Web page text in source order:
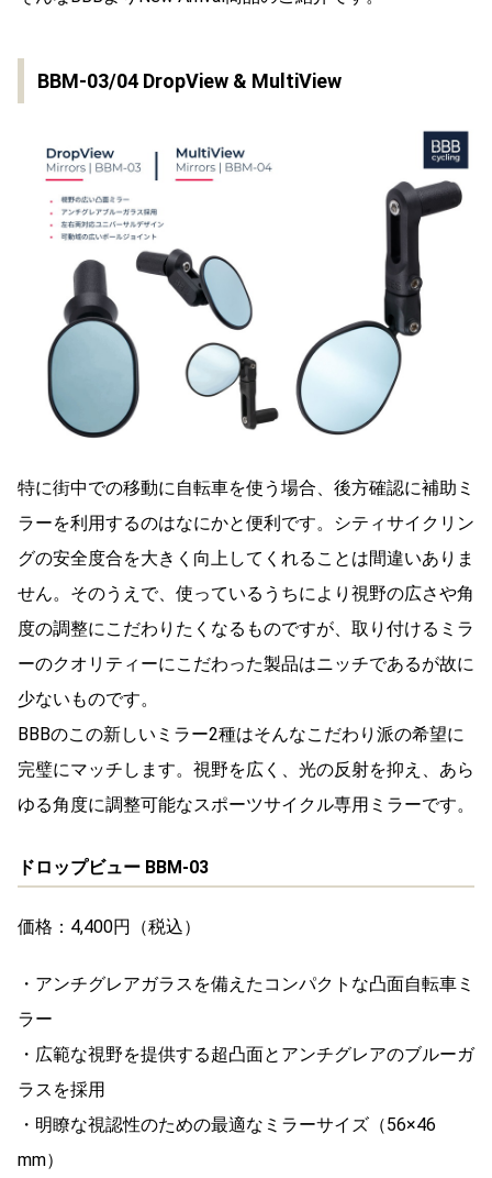
BBM-03/04 DropView & MultiView
特に街中での移動に自転車を使う場合、後方確認に補助ミ
ラーを利用するのはなにかと便利です。シティサイクリン
グの安全度合を大きく向上してくれることは間違いありま
せん。そのうえで、使っているうちにより視野の広さや角
度の調整にこだわりたくなるものですが、取り付けるミラ
ーのクオリティーにこだわった製品はニッチであるが故に
少ないものです。
BBBのこの新しいミラー2種はそんなこだわり派の希望に
完璧にマッチします。視野を広く、光の反射を抑え、あら
ゆる角度に調整可能なスポーツサイクル専用ミラーです。
ドロップビュー BBM-03
価格：4,400円（税込）
・アンチグレアガラスを備えたコンパクトな凸面自転車ミ
ラー
・広範な視野を提供する超凸面とアンチグレアのブルーガ
ラスを採用
・明瞭な視認性のための最適なミラーサイズ（56×46
mm）